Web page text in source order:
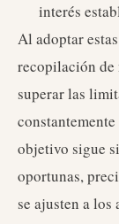
interés
Al adoptar
recopilación de
superar las
objetivo sigue
oportunas,
se ajusten a los